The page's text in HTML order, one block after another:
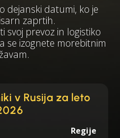
dejanski datumi, ko je
zaprtih.
svoj prevoz in logistiko
se izognete morebitnim
v Rusija za leto
Regije